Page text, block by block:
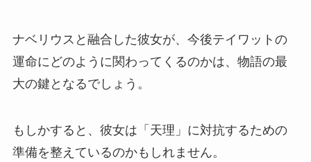
ナベリウスと融合した彼女が、今後テイワットの
運命にどのように関わってくるのかは、物語の最
大の鍵となるでしょう。
もしかすると、彼女は「天理」に対抗するための
準備を整えているのかもしれません。